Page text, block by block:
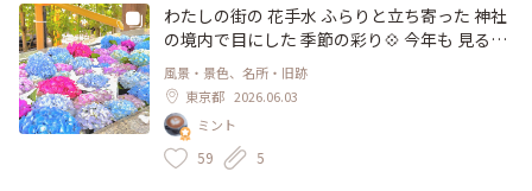
ーションカラーも お洒落で素敵♡ 並べて 撮影
会も 楽しんだりして。。 ゆったりとした時間
を 過ごしました。 #カフェ #ドリンク #季節の
ドリンク #ソーダ #マノカフェ #manocafe #深
沢 #駒沢 #桜新町 #用賀 #世田谷日和 #東京
わたしの街の 花手水 ふらりと立ち寄った 神社
の境内で目にした 季節の彩り💠 今年も 見るこ
とが出来ました。 梅雨入り間近の 蒸し暑さを
優しく癒してくれます♡ 河津桜や花帯の華や
かさには 敵いませんが、水に浮かんだ 紫陽花
も なかなかどうして 華やかですよ✨ 6月末ま
で楽しめそうです。 #花手水 #神社 #紫陽花 #
風景・景色、名所・旧跡
東京都 2026.06.03
ミント
59 5